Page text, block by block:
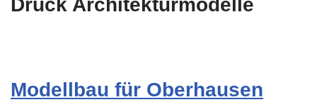
Druck Architekturmodelle
Modellbau für Oberhausen